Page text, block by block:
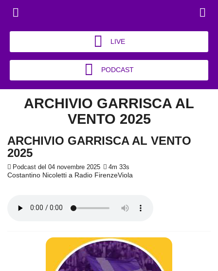
LIVE
PODCAST
ARCHIVIO GARRISCA AL
VENTO 2025
ARCHIVIO GARRISCA AL VENTO
2025
Podcast del 04 novembre 2025 4m 33s
Costantino Nicoletti a Radio FirenzeViola